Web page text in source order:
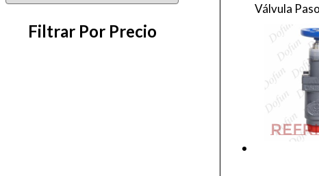
Filtrar Por Precio
Válvula